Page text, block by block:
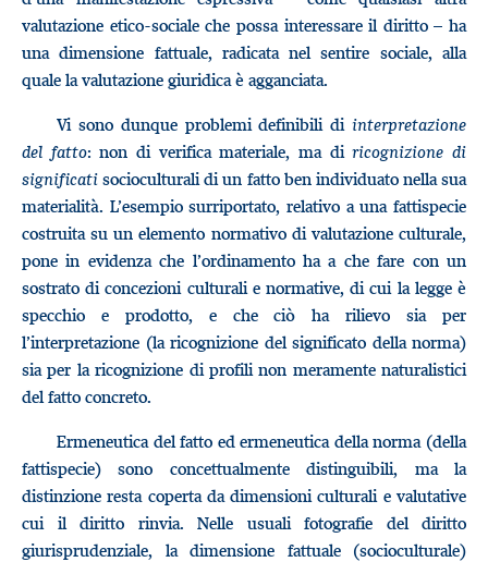
valutazione etico-sociale che possa interessare il diritto – ha
una dimensione fattuale, radicata nel sentire sociale, alla
quale la valutazione giuridica è agganciata.
Vi sono dunque problemi definibili di interpretazione
del fatto: non di verifica materiale, ma diricognizione di
significati socioculturali di un fatto ben individuato nella sua
materialità. L’esempio surriportato, relativo a una fattispecie
costruita su un elemento normativo di valutazione culturale,
pone in evidenza che l’ordinamento ha a che fare con un
sostrato di concezioni culturali e normative, di cui la legge è
specchio e prodotto, e che ciò ha rilievo sia per
l’interpretazione (la ricognizione del significato della norma)
sia per la ricognizione di profili non meramente naturalistici
del fatto concreto.
Ermeneutica del fatto ed ermeneutica della norma (della
fattispecie) sono concettualmente distinguibili, ma la
distinzione resta coperta da dimensioni culturali e valutative
cui il diritto rinvia. Nelle usuali fotografie del diritto
giurisprudenziale, la dimensione fattuale (socioculturale)